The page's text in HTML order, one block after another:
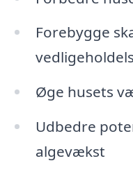
Forebygge
Øge husets
Udbedre
algevækst